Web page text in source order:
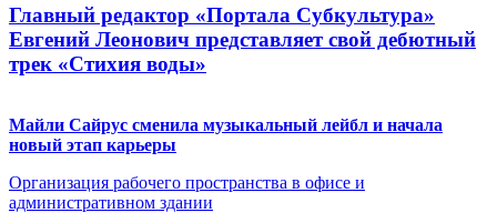
Главный редактор «Портала Субкультура»
Евгений Леонович представляет свой дебютный
трек «Стихия воды»
Майли Сайрус сменила музыкальный лейбл и начала
новый этап карьеры
Организация рабочего пространства в офисе и
административном здании